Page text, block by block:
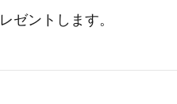
ゼントします。